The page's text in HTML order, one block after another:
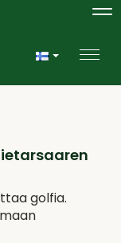
golfia.